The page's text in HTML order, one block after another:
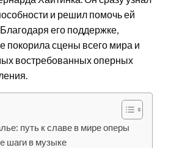
и решил помочь ей
его поддержке,
покорила сцены всего мира и
востребованных оперных
путь к славе в мире оперы
шаги в музыке